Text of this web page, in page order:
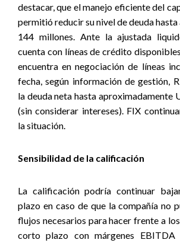
destacar, que el manejo eficiente del
permitió reducir su nivel de deuda
144 millones. Ante la ajustada
cuenta con líneas de crédito
encuentra en negociación de líneas
fecha, según información de gestión,
la deuda neta hasta aproximadamente
(sin considerar intereses). FIX
la situación.
Sensibilidad de la calificación
La calificación podría continuar
plazo en caso de que la compañía no
flujos necesarios para hacer frente a
corto plazo con márgenes EBITDA